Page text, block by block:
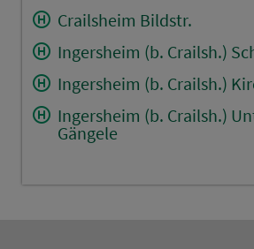
Crailsheim Bildstr.
Ingersheim (b. Crailsh.)
Ingersheim (b. Crailsh.)
Ingersheim (b. Crailsh.)
Gängele